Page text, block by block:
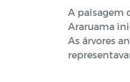
A paisagem
Araruama
As árvores